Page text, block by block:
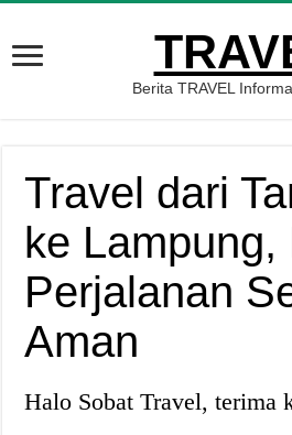
Berita TRAVEL
Travel dari
ke Lampung,
Perjalanan
Aman
Halo Sobat Travel, terima